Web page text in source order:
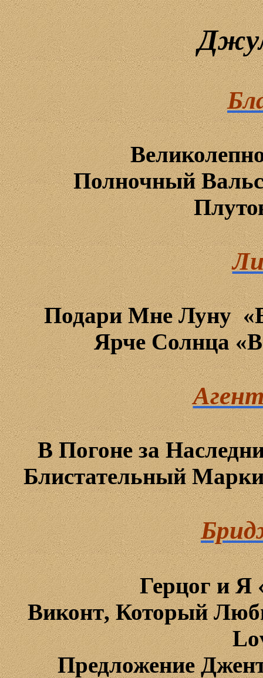
Полночный Вальс
Подари Мне Луну
Ярче Солнца«
В Погоне за
Блистательный
Герцог и Я
Виконт,КоторыйЛ
Предложение